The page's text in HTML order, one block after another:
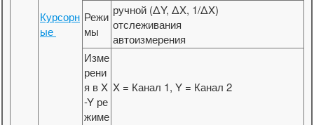
Курсорн
ые
Режи
мы
ручной (ΔY, ΔX, 1/ΔX)
отслеживания
автоизмерения
Изме
рени
я в X
-Y ре
жиме
X = Канал 1, Y = Канал 2